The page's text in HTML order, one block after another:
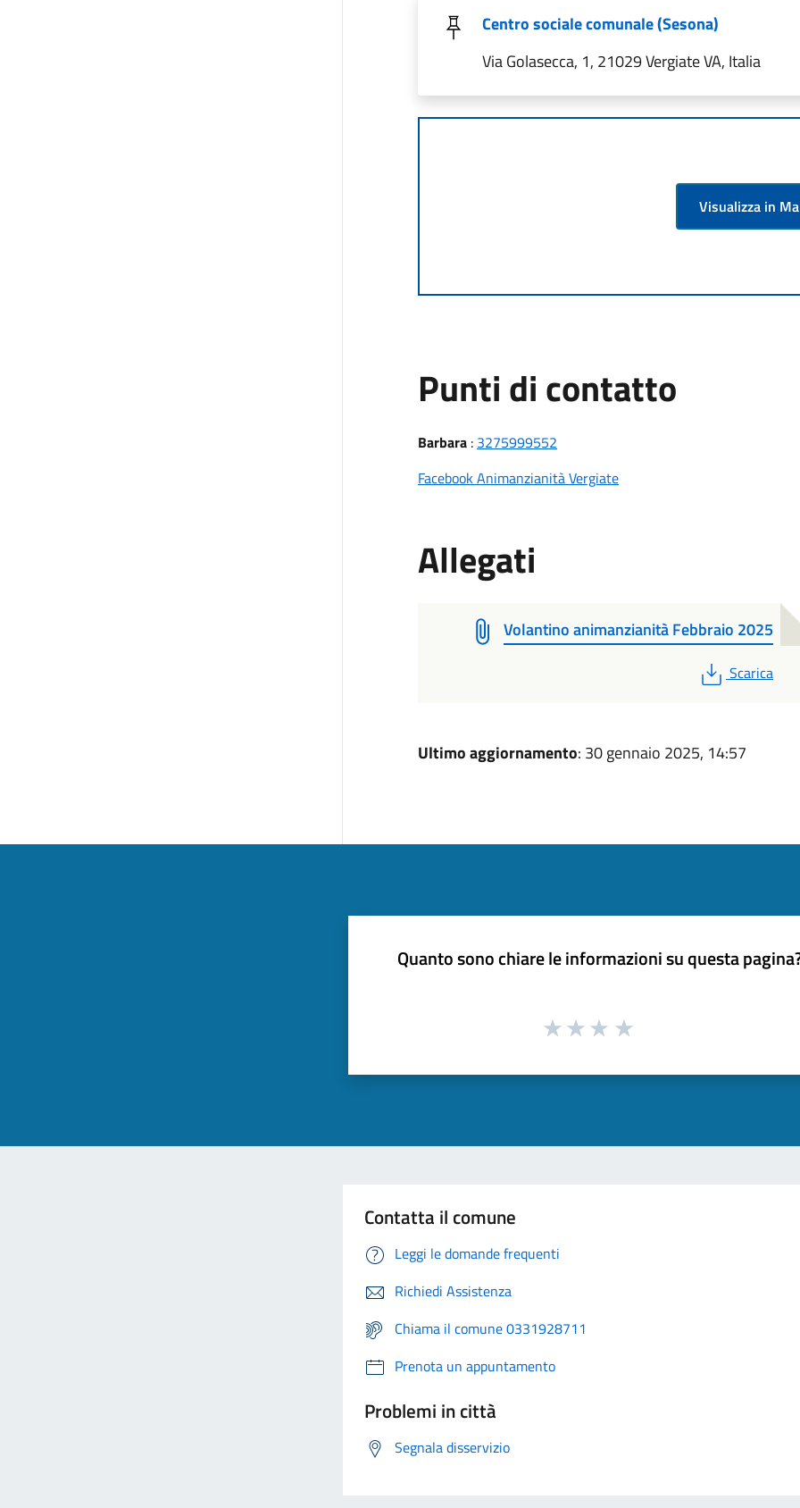
Centro sociale comunale (Sesona)
Via Golasecca, 1, 21029 Vergiate VA, Italia
Visualizza in
Punti di contatto
Barbara: 3275999552
Facebook Animanzianità Vergiate
Allegati
Volantino animanzianità Febbraio 2025
PDF
Scarica
Ultimo aggiornamento: 30 gennaio 2025, 14:57
Quanto sono chiare le informazioni su questa
Contatta il comune
Leggi le domande frequenti
Richiedi Assistenza
Chiama il comune 0331928711
Prenota un appuntamento
Problemi in città
Segnala disservizio